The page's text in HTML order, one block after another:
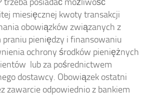
miesięcznej kwoty transakcji
obowiązków związanych z
praniu pieniędzy i finansowaniu
ochrony środków pieniężnych
lub za pośrednictwem
dostawcy. Obowiązek ostatni
zawarcie odpowiednio z bankiem